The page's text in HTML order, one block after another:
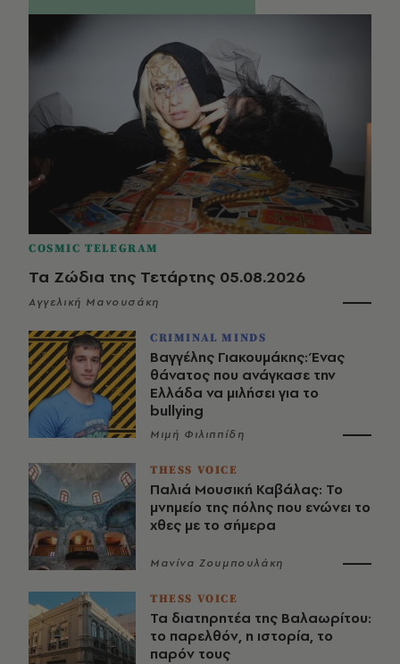
COSMIC TELEGRAM
Τα Ζώδια της Τετάρτης 05.08.2026
Αγγελική Μανουσάκη
CRIMINAL MINDS
Βαγγέλης Γιακουμάκης: Ένας
θάνατος που ανάγκασε την
Ελλάδα να μιλήσει για το
bullying
Μιμή Φιλιππίδη
THESS VOICE
Παλιά Μουσική Καβάλας: Το
μνημείο της πόλης που ενώνει το
χθες με το σήμερα
Μανίνα Ζουμπουλάκη
THESS VOICE
Τα διατηρητέα της Βαλαωρίτου:
το παρελθόν, η ιστορία, το
παρόν τους